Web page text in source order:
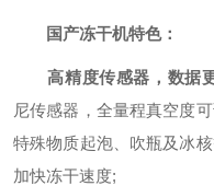
国产冻干机特色：
高精度传感器，数据
尼传感器，全量程真空度
特殊物质起泡、吹瓶及冰
加快冻干速度;